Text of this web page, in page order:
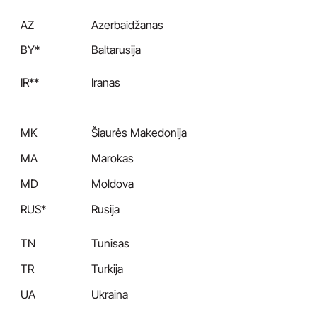
AZ
Azerbaidžanas
BY*
Baltarusija
IR** Iranas
MK
Šiaurės Makedonija
MA
Marokas
MD
Moldova
RUS*
Rusija
TN
Tunisas
TR
Turkija
UA
Ukraina